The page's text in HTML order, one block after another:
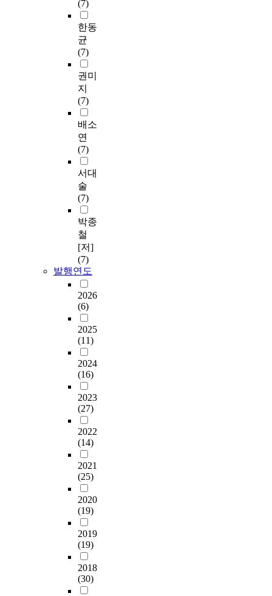
(7)
한동
균
(7)
권미
지
(7)
배소
연
(7)
서대
술
(7)
박종
철
[저]
(7)
발행연도
2026
(6)
2025
(11)
2024
(16)
2023
(27)
2022
(14)
2021
(25)
2020
(19)
2019
(19)
2018
(30)